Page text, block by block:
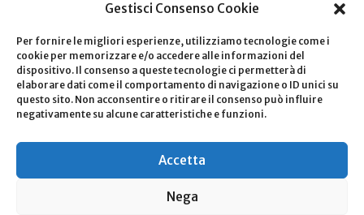
Gestisci Consenso Cookie
Per fornire le migliori esperienze, utilizziamo tecnologie come i
cookie per memorizzare e/o accedere alle informazioni del
dispositivo. Il consenso a queste tecnologie ci permetterà di
elaborare dati come il comportamento di navigazione o ID unici su
questo sito. Non acconsentire o ritirare il consenso può influire
negativamente su alcune caratteristiche e funzioni.
Accetta
Nega
FWR Real Estate – P.Iva04436810164
offerti, i testi e le foto presente sul sito web, il trattamento dei dati e